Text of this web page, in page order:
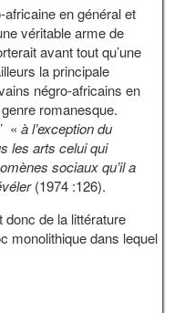
en général et
véritable arme de
avant tout qu’une
la principale
négro-africains en
romanesque.
«à l’exception du
les arts celui qui
sociaux qu’il a
(1974 :126).
de la littérature
monolithique dans lequel